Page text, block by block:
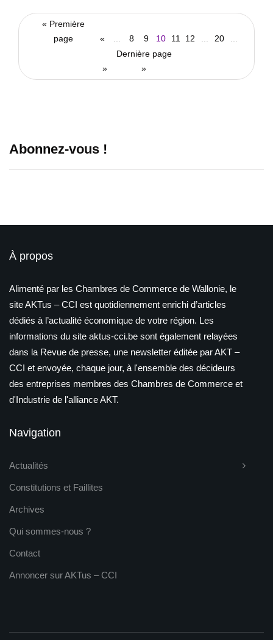
« Première
page
« 8 9 10 11 12 20
»
Dernière page
»
Abonnez-vous !
À propos
Alimenté par les Chambres de Commerce de Wallonie, le
site AKTus – CCI est quotidiennement enrichi d’articles
dédiés à l’actualité économique de votre région. Les
informations du site aktus-cci.be sont également relayées
dans la Revue de presse, une newsletter éditée par AKT –
CCI et envoyée, chaque jour, à l'ensemble des décideurs
des entreprises membres des Chambres de Commerce et
d'Industrie de l'alliance AKT.
Navigation
Actualités
Constitutions et Faillites
Archives
Qui sommes-nous ?
Contact
Annoncer sur AKTus – CCI